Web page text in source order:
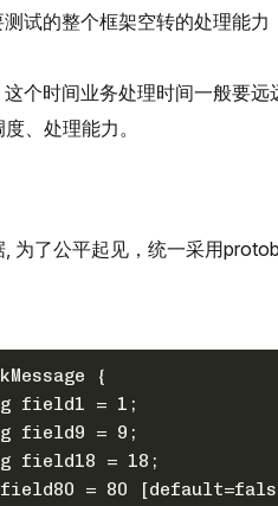
试的整个框架空转的处理能
个时间业务处理时间一般要
、处理能力。
为了公平起见，统一采用
{
field1 = 1;
field9 = 9;
field18 = 18;
= 80